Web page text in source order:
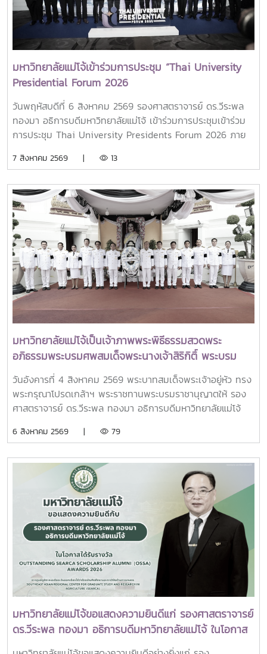
มหาวิทยาลัยแม่โจ้เข้าร่วมการประชุม “Thai University
Presidential Forum 2026
วันพฤหัสบดีที่ 6 สิงหาคม 2569 รองศาสตราจารย์ ดร.วีระพล
ทองมา อธิการบดีมหาวิทยาลัยแม่โจ้ เข้าร่วมการประชุมเข้าร่วม
การประชุม Thai University Presidents Forum 2026 ภาย
ได้รับเกียรติจาก ศาสตราจารย์ ดร.ยศชนัน วงศ์สวัสดิ์ รองนายก
วิทยาศาสตร์ วิจัยและนวัตกรรม เป็นประธานเปิดงาน ณ โรงแรม
เซ็นทารา แกรนด์ แอท เซ็นทรัลพลาซ่าลาดพร้าว กทม.สำหรับ
การประชุม Thai University Presidential Forum 2026 มี
นายดนุพร ปุณณกันต์ ผู้ช่วยรัฐมนตรีประจำกระทรวง อว.
ทพญ.ศรีญาดา ปาลิมาพันธ์ ที่ปรึกษา รมว.อว. ศ.ดร.ศุภชัย
ปทุมนากุล ปลัดกระทรวง อว. ดร.พันธุ์เพิ่มศักดิ์ อารุณี รองปลัด
กระทรวง อว. นางศรินยา สาขากร ผู้ช่วยปลัดกระทรวง อว.
คณะผู้บริหารหน่วยงานในกระทรวง อว. Professor Tan Eng
Chye, President, National University of Singapore
Professor Yang Bin , Vice Chancellor, Tsinghua
University Council Professor Tan Eng Chye อธิการบดี
มหาวิทยาลัยแห่งชาติสิงคโปร์ Professor Yang Bin รองประธาน
สภามหาวิทยาลัยชิงหวา ตลอดจนประธานที่ประชุมอธิการบดี ทั้ง
4 แห่ง ได้แก่ ที่ประชุมอธิการบดีแห่งประเทศไทย (ทปอ.) ที่ประชุม
อธิการบดีมหาวิทยาลัยราชภัฏ (ทปอ.มรภ.) ที่ประชุมอธิการบดี
มหาวิทยาลัยเทคโนโลยีราชมงคล (ทปอ.มทร.) สมาคมสถาบัน
แลกเปลี่ยนประสบการณ์ด้าน Reinventing University ผ่าน
ผู้นำเครือข่ายอุดมศึกษา การนำเสนอกรณีศึกษาการประยุกต์ใช้
AI และนวัตกรรมจากภาคเอกชน รวมถึงกิจกรรม Forum-to-
Action เพื่อร่วมกำหนดข้อเสนอเชิงนโยบายและแผนปฏิบัติการใน
การขับเคลื่อนมหาวิทยาลัยไทยในอนาคตการเข้าร่วมประชุมในครั้ง
นี้มหาวิทยาลัยแม่โจ้ติดตามทิศทางการเปลี่ยนแปลงของการ
อุดมศึกษาไทย พร้อมแลกเปลี่ยนองค์ความรู้และสร้างความร่วม
มือกับเครือข่ายสถาบันอุดมศึกษาทั่วประเทศ เพื่อร่วมกันพัฒนา
มหาวิทยาลัยไทยให้ก้าวทันการเปลี่ยนแปลงของโลกยุคดิจิทัล และ
ยกระดับศักยภาพด้านการศึกษา วิจัย และนวัตกรรมอย่างยั่งยืน
7 สิงหาคม 2569 | 13
มหาวิทยาลัยแม่โจ้เป็นเจ้าภาพพระพิธีธรรมสวดพระ
อภิธรรมพระบรมศพสมเด็จพระนางเจ้าสิริกิติ์ พระบรม
ราชินีนาถ พระบรมราชชนนีพันปีหลวง พร้อมเข้ากราบ
ถวายบังคมพระศพ สมเด็จพระเจ้าลูกเธอ เจ้าฟ้าพัชรกิติยา
ภา นเรนทิราเทพยวดี กรมหลวงราชสาริณีสิริพัชร มหา
วันอังคารที่ 4 สิงหาคม 2569 พระบาทสมเด็จพระเจ้าอยู่หัว ทรง
พระกรุณาโปรดเกล้าฯ พระราชทานพระบรมราชานุญาตให้ รอง
ศาสตราจารย์ ดร.วีระพล ทองมา อธิการบดีมหาวิทยาลัยแม่โจ้
บุคลากร รวมจำนวน 25 คน เป็นเจ้าภาพพระพิธีธรรมสวดพระ
พระบรมราชชนนีพันปีหลวง ณ พระที่นั่งดุสิตมหาปราสาท
พระบรมมหาราชวัง และเข้ากราบถวายบังคมพระศพสมเด็จ
พระเจ้าลูกเธอ เจ้าฟ้าพัชรกิติยาภา นเรนทิราเทพยวดี กรมหลวง
ราชสาริณีสิริพัชร มหาวัชรราชธิดา ณ พระที่นั่งพิมานรัตยา
พระบรมมหาราชวังการเข้าร่วมพิธีในครั้งนี้ นับเป็นพระ
มหากรุณาธิคุณล้นเกล้าล้นกระหม่อมแก่คณะผู้บริหาร
มหาวิทยาลัย สมาคมศิษย์เก่า และบุคลากร มหาวิทยาลัยแม่โจ้ที่ได้
ร่วมแสดงความจงรักภักดี ถวายความอาลัยและน้อมรำลึกในพระ
มหากรุณาธิคุณอย่างหาที่สุดมิได้
6 สิงหาคม 2569 | 79
มหาวิทยาลัยแม่โจ้ขอแสดงความยินดีแก่ รองศาสตราจารย์
ดร.วีระพล ทองมา อธิการบดีมหาวิทยาลัยแม่โจ้ ในโอกาส
ได้รับรางวัล Outstanding SEARCA Scholarship